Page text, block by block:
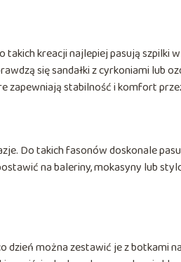
takich kreacji najlepiej pasują szpilki
się sandałki z cyrkoniami lub
zapewniają stabilność i komfort
Do takich fasonów doskonale
na baleriny, mokasyny lub
dzień można zestawić je z botkami